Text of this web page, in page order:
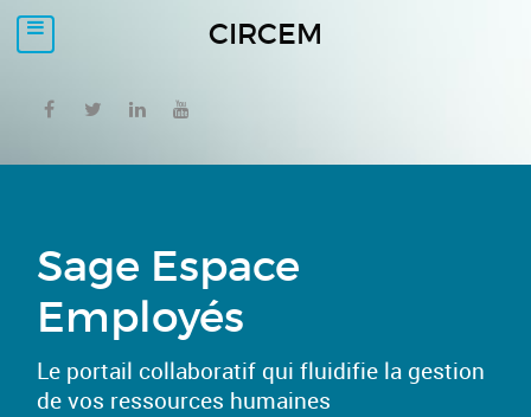
CIRCEM
Sage Espace
Employés
Le portail collaboratif qui fluidifie la gestion
de vos ressources humaines